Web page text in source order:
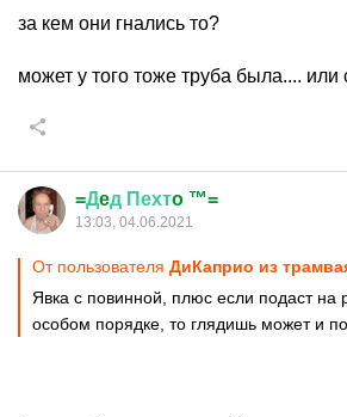
за кем они гнались то?
может у того тоже труба была.... или
=Дeд Пехтo ™=
13:03, 04.06.2021
От пользователя ДиКаприо из
Явка с повинной, плюс если подаст на
особом порядке, то глядишь может и